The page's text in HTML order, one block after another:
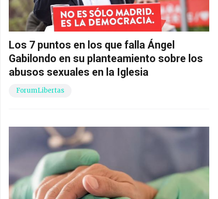
Los 7 puntos en los que falla Ángel
Gabilondo en su planteamiento sobre los
abusos sexuales en la Iglesia
ForumLibertas